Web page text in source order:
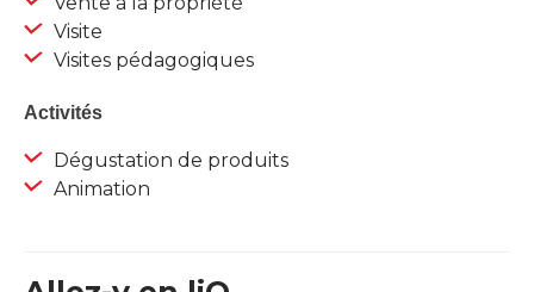
Visite
Visites pédagogiques
Activités
Dégustation de produits
Animation